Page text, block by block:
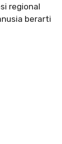
regional
berarti